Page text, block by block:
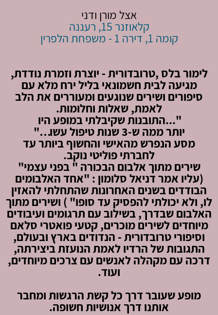
אצל מורן ודני
קלאוזנר 15, רעננה
קומה 1, דירה 1 - משפחת הלפרין
לימור בלס ,טרובדורית - יוצרת וזמרת נודדת,
מגיעה לבית חשמונאי בליל ירח מלא עם
סיפורים ושירים שנוגעים ומעוררים את הלב
לאמת, שאלות וחלומות.
"...התובנות שקיבלתי במופעהיו
יותרממה ש-3 שנות טיפול עשו…"
מסע הנפרש מהאישי והחשוף ביותר עד
לחברתי פוליטי נוקב.
שירים מתוך אלבום הבכורה " בפני עצמי"
(עליו אמר דניאל סלומון : "אחד האלבומים
הבודדים בשנים האחרונות שהתחלתי להאזין
לו, ולא יכולתי להפסיק עד סופו" ) ושירים מתוך
האלבום שבדרך, בשילוב עם תרגומים ועיבודים
מיוחדים לשירים מוכרים, קטעי פואטרי סלאם
וסיפורי טרובדורית - הנדודים בארץ ובעולם,
התגובות של הרדיו לאמת הנועזת ביצירתה,
דרכה עם מקהלה לאנשים עם צרכים מיוחדים,
ועוד.
מופע שעובר דרך כל קשת הרגשות ומחבר
אותנו דרך אנושיות חשופה.